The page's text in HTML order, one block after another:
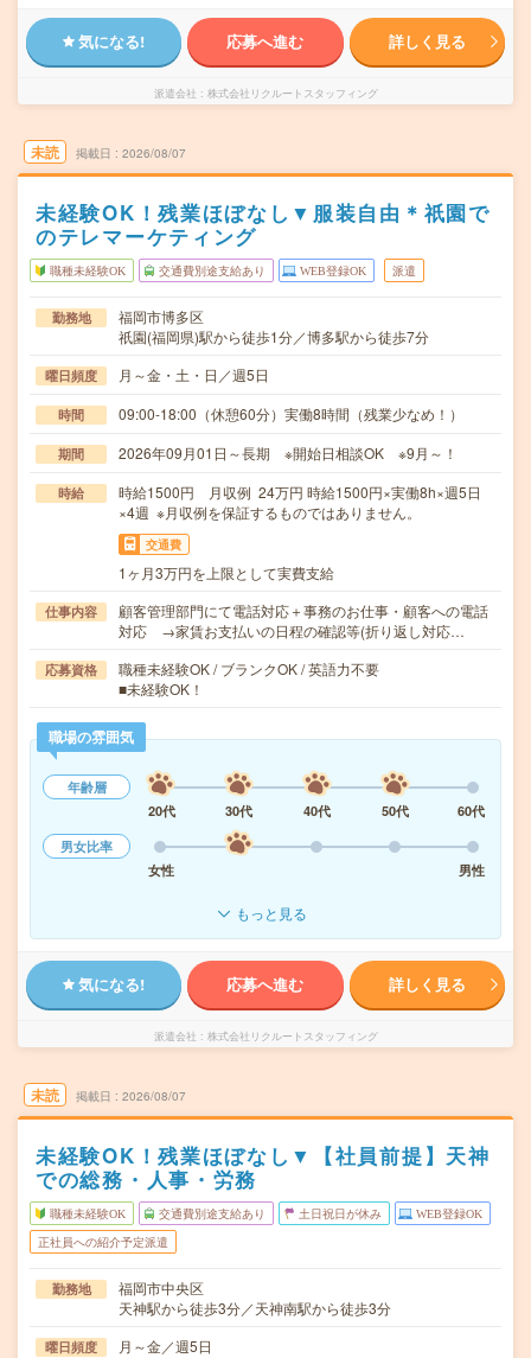
気になる! 応募へ進む 詳しく見る
派遣会社 株式会社リクルートスタッフィング
未読 掲載日 2026/08/07
未経験OK！残業ほぼなし▼服装自由＊祇園で
のテレマーケティング
職種未経験OK 交通費別途支給あり WEB登録OK 派遣
勤務地
福岡市博多区
祇園(福岡県)駅から徒歩1分／博多駅から徒歩7分
曜日頻度 月～金・土・日／週5日
時間 09:00-18:00（休憩60分）実働8時間（残業少なめ！）
期間 2026年09月01日～長期 ※開始日相談OK ※9月～！
時給
時給1500円 月収例 24万円 時給1500円×実働8h×週5日
×4週 ※月収例を保証するものではありません。
交通費
1ヶ月3万円を上限として実費支給
仕事内容
顧客管理部門にて電話対応＋事務のお仕事・顧客への電話
対応 →家賃お支払いの日程の確認等(折り返し対応…
応募資格
職種未経験OK / ブランクOK / 英語力不要
■未経験OK！
職場の雰囲気
年齢層
20代
30代 40代 50代
60代
男女比率
女性
男性
もっと見る
気になる! 応募へ進む 詳しく見る
派遣会社 株式会社リクルートスタッフィング
未読 掲載日 2026/08/07
未経験OK！残業ほぼなし▼【社員前提】天神
での総務・人事・労務
職種未経験OK 交通費別途支給あり 土日祝日が休み WEB登録OK
正社員への紹介予定派遣
勤務地
福岡市中央区
天神駅から徒歩3分／天神南駅から徒歩3分
曜日頻度 月～金／週5日